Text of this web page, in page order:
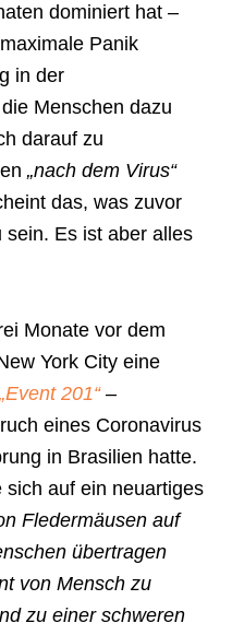
dominiert hat –
Panik
in der
Menschen dazu
darauf zu
„nach dem Virus“
das, was zuvor
Es ist aber alles
Monate vor dem
York City eine
„Event 201“–
eines Coronavirus
in Brasilien hatte.
auf ein neuartiges
Fledermäusen auf
übertragen
von Mensch zu
zu einer schweren